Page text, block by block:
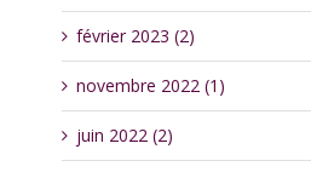
février 2023 (2)
novembre 2022 (1)
juin 2022 (2)